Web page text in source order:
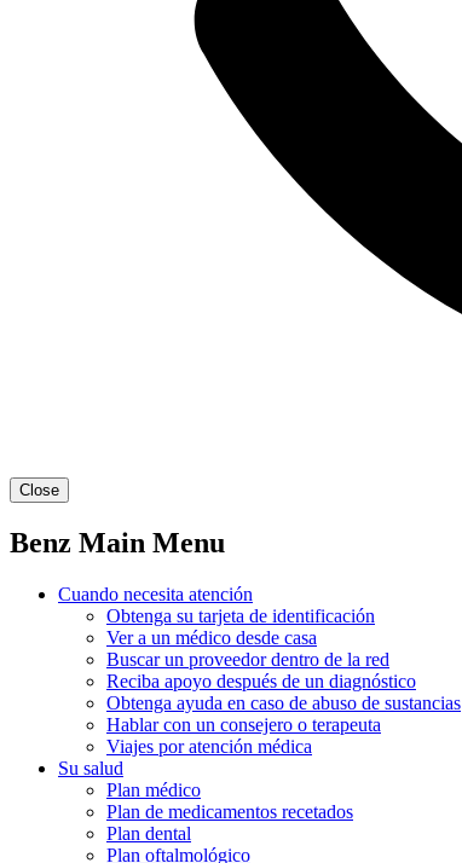
Close
Benz Main Menu
Cuando necesita atención
Obtenga su tarjeta de identificación
Ver a un médico desde casa
Buscar un proveedor dentro de la red
Reciba apoyo después de un diagnóstico
Obtenga ayuda en caso de abuso de sustancias
Hablar con un consejero o terapeuta
Viajes por atención médica
Su salud
Plan médico
Plan de medicamentos recetados
Plan dental
Plan oftalmológico